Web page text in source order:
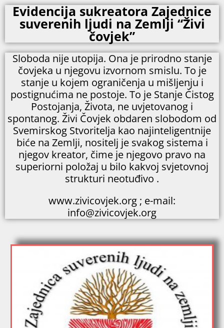
Evidencija sukreatora Zajednice
suverenih ljudi na Zemlji “Živi
čovjek”
Sloboda nije utopija. Ona je prirodno stanje
čovjeka u njegovu izvornom smislu. To je
stanje u kojem ograničenja u mišljenju i
postignućima ne postoje. To je Stanje Čistog
Postojanja, Života, ne uvjetovanog i
spontanog. Živi Čovjek obdaren slobodom od
Svemirskog Stvoritelja kao najinteligentnije
biće na Zemlji, nositelj je svakog sistema i
njegov kreator, čime je njegovo pravo na
superiorni položaj u bilo kakvoj svjetovnoj
strukturi neotuđivo .
www.zivicovjek.org ; e-mail:
info@zivicovjek.org